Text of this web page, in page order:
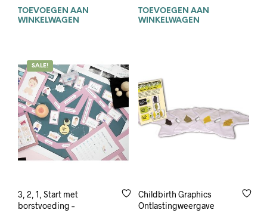
TOEVOEGEN AAN
WINKELWAGEN
TOEVOEGEN AAN
WINKELWAGEN
SALE!
3, 2, 1, Start met
borstvoeding –
Childbirth Graphics
Ontlastingweergave